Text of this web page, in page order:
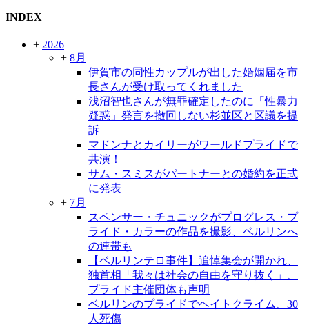
INDEX
+ 2026
+ 8月
伊賀市の同性カップルが出した婚姻届を市
長さんが受け取ってくれました
浅沼智也さんが無罪確定したのに「性暴力
疑惑」発言を撤回しない杉並区と区議を提
訴
マドンナとカイリーがワールドプライドで
共演！
サム・スミスがパートナーとの婚約を正式
に発表
+ 7月
スペンサー・チュニックがプログレス・プ
ライド・カラーの作品を撮影、ベルリンへ
の連帯も
【ベルリンテロ事件】追悼集会が開かれ、
独首相「我々は社会の自由を守り抜く」、
プライド主催団体も声明
ベルリンのプライドでヘイトクライム、30
人死傷